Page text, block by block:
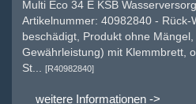
Multi Eco 34 E KSB
Artikelnummer: 40982840 - Rück-
beschädigt, Produkt ohne
Gewährleistung) mit Klemmbrett,
St...
[R40982840]
weitere Informationen ->